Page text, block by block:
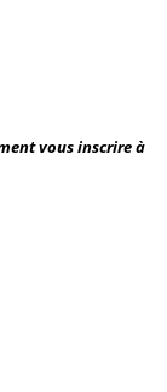
vous inscrire à